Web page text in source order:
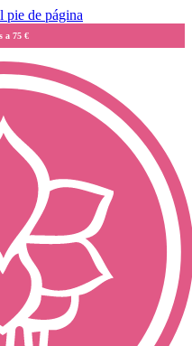
pie de página
a 75 €